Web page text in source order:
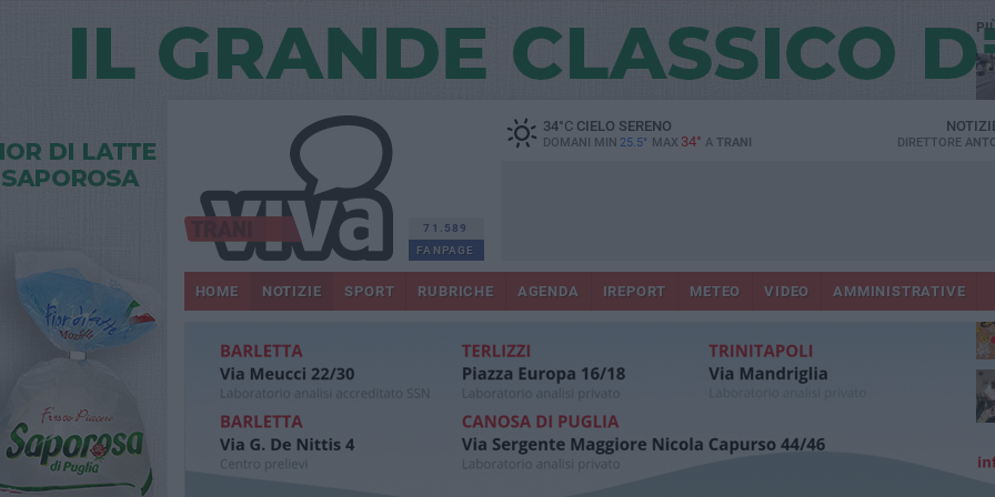
71.589
FANPAGE
34°CCIELO SERENO
DOMANI MIN 25.5° MAX 34° A TRANI DIRETTORE
HOME NOTIZIE SPORT RUBRICHE AGENDA IREPORT METEO VIDEO AMMINISTRATIVE